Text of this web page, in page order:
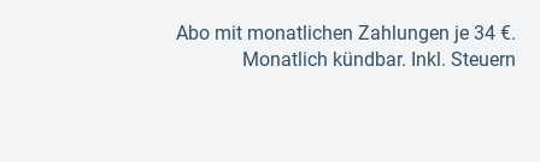
Abo mit monatlichen Zahlungen je 34 €.
Monatlich kündbar. Inkl. Steuern